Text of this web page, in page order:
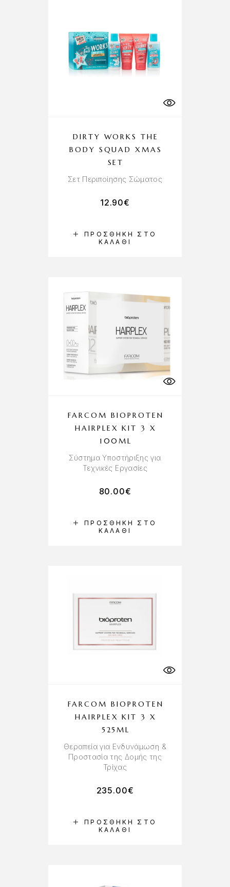
ΠΡΟΣΘΉΚΗ ΣΤΟ
ΚΑΛΆΘΙ
DIRTY WORKS THE
BODY SQUAD XMAS
SET
Σετ Περιποίησης Σώματος
12.90€
ΠΡΟΣΘΉΚΗ ΣΤΟ
ΚΑΛΆΘΙ
FARCOM BIOPROTEN
HAIRPLEX KIT 3 X
100ML
Σύστημα Υποστήριξης για
Τεχνικές Εργασίες
80.00€
ΠΡΟΣΘΉΚΗ ΣΤΟ
ΚΑΛΆΘΙ
FARCOM BIOPROTEN
HAIRPLEX KIT 3 X
525ML
Θεραπεία για Ενδυνάμωση &
Προστασία της Δομής της
Τρίχας
235.00€